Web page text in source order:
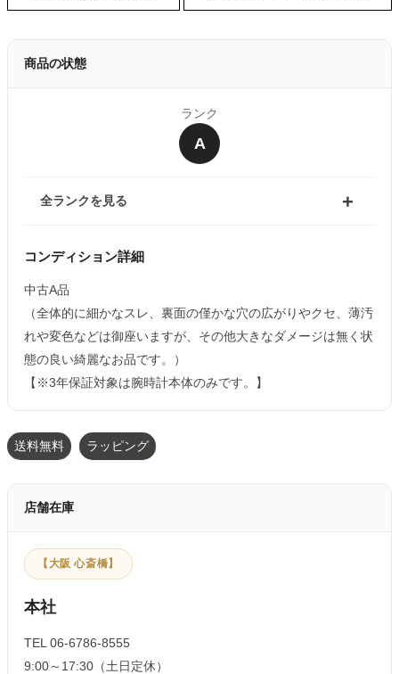
商品の状態
ランク
A
全ランクを見る
コンディション詳細
中古A品
（全体的に細かなスレ、裏面の僅かな穴の広がりやクセ、薄汚
れや変色などは御座いますが、その他大きなダメージは無く状
態の良い綺麗なお品です。）
【※3年保証対象は腕時計本体のみです。】
送料無料 ラッピング
店舗在庫
【大阪 心斎橋】
本社
TEL 06-6786-8555
9:00～17:30（土日定休）